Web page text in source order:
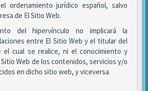
ordenamiento jurídico español, salvo
de El Sitio Web.
del hipervínculo no implicará la
entre El Sitio Web y el titular del
el cual se realice, ni el conocimiento y
Web de los contenidos, servicios y/o
en dicho sitio web, y viceversa.